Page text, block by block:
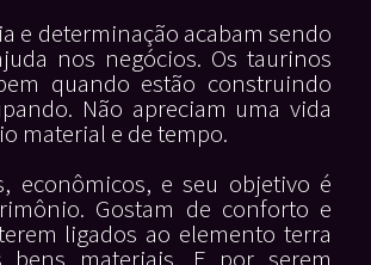
e determinação acabam sendo
nos negócios. Os taurinos
quando estão construindo
Não apreciam uma vida
material e de tempo.
econômicos, e seu objetivo é
Gostam de conforto e
ligados ao elemento terra
bens materiais. E por serem